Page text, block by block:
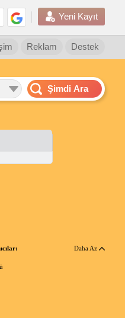
Yeni Kayıt
Destek
Reklam
Şimdi Ara
Daha Az